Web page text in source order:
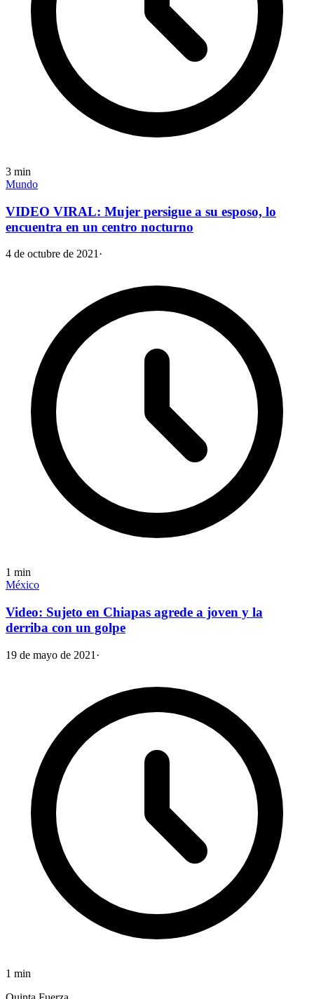
3 min
Mundo
VIDEO VIRAL: Mujer persigue a su esposo, lo
encuentra en un centro nocturno
4 de octubre de 2021 ·
1 min
México
Video: Sujeto en Chiapas agrede a joven y la
derriba con un golpe
19 de mayo de 2021 ·
1 min